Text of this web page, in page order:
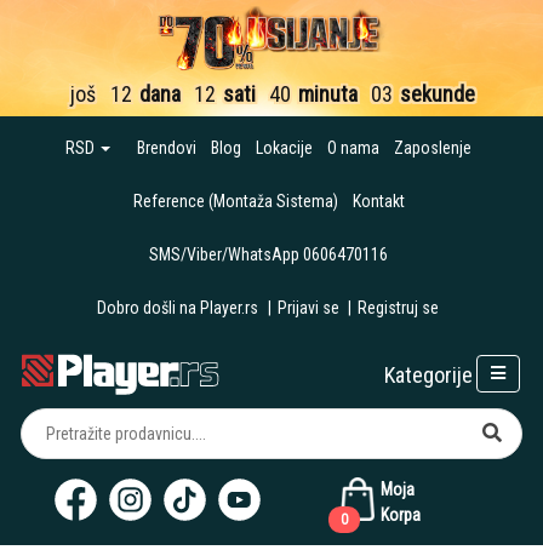
još 12 dana 12 sati 40 minuta 03 sekunde
RSD Brendovi Blog Lokacije O nama Zaposlenje
Reference (Montaža Sistema) Kontakt
SMS/Viber/WhatsApp 0606470116
Dobro došli na Player.rs Prijavi se Registruj se
Moja
Korpa
0
Kategorije